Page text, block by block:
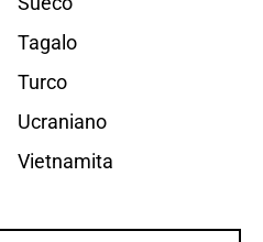
Tagalo
Turco
Ucraniano
Vietnamita